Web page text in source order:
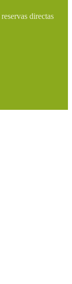
directas